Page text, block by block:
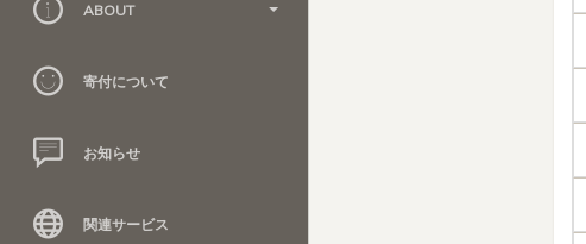
ABOUT
寄付について
お知らせ
関連サービス